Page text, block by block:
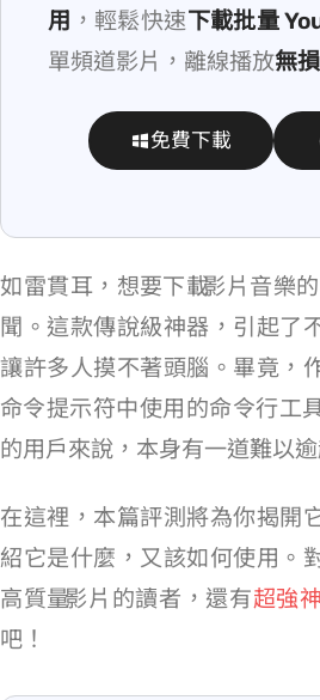
用 ，輕鬆快速下載批量
單/頻道影片，離線播放無
免費下載
youtube-dl 如雷貫耳，想要下載 YouTube
聞。這款傳說級神器，引起了
讓許多人摸不著頭腦。畢竟，
命令提示符中使用的命令行工具，
的用戶來說，本身有一道難以逾
在這裡，本篇評測將為你揭開
紹它是什麼，又該如何使用。
高質量 YouTube 影片的讀者，還有超強
吧！